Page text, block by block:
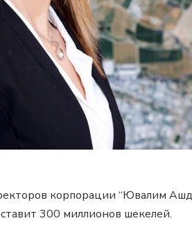
корпорации “Ювалим
300 миллионов шекелей.